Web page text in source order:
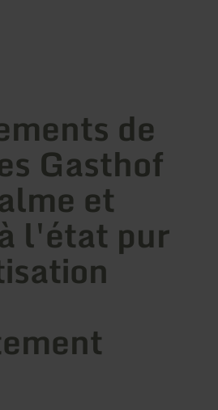
de
Gasthof
et
l'état pur